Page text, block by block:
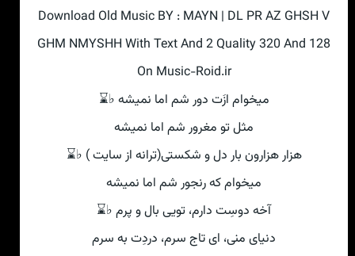
Download Old Music BY : MAYN | DL PR AZ GHSH V
GHM NMYSHH With Text And 2 Quality 320 And 128
On Music-Roid.ir
میخوام ازَت دور شم اما نمیشه ♭⌛
مثل تو مغرور شم اما نمیشه
هزار هزارون بار دل و شکستی(ترانه از سایت ) ♭⌛
میخوام که رنجور شم اما نمیشه
آخه دوسِت دارم، تویی بال و پرم ♭⌛
دنیای منی، ای تاج سرم، دردِت به سرم